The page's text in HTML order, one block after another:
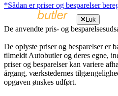
*Sådan er priser og besparelser
Luk
De anvendte pris- og
De oplyste priser og besparelser er
tilmeldt Autobutler og deres egne,
priser og besparelser kan variere
årgang, værkstedernes
opgaven ønskes udført.